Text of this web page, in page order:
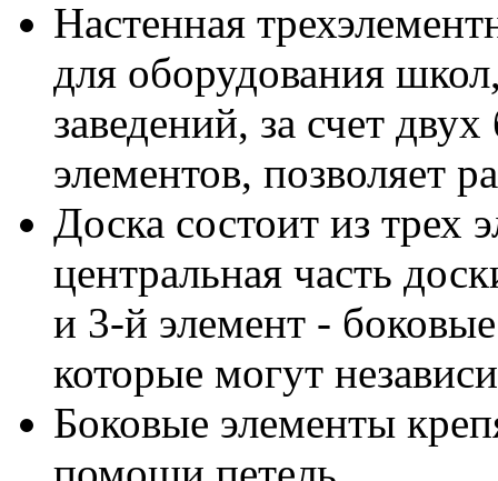
Настенная
для оборудования
заведений, за счет
элементов, позволяет
Доска состоит из трех
центральная часть
и 3-й элемент -
которые могут
Боковые элементы